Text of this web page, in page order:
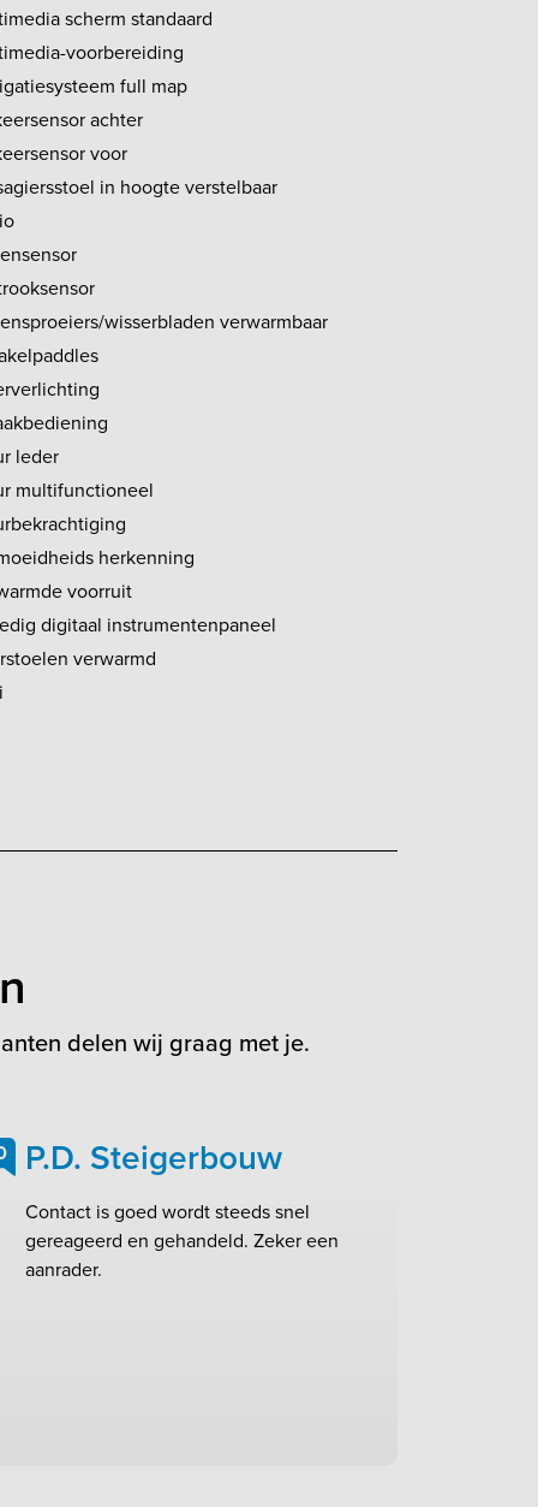
scherm standaard
voorbereiding
full map
achter
voor
in hoogte verstelbaar
wisserbladen verwarmbaar
leder
multifunctioneel
herkenning
voorruit
digitaal instrumentenpaneel
verwarmd
delen wij graag met je.
P.D. Steigerbouw
Contact is goed wordt steeds snel
gereageerd en gehandeld. Zeker een
aanrader.